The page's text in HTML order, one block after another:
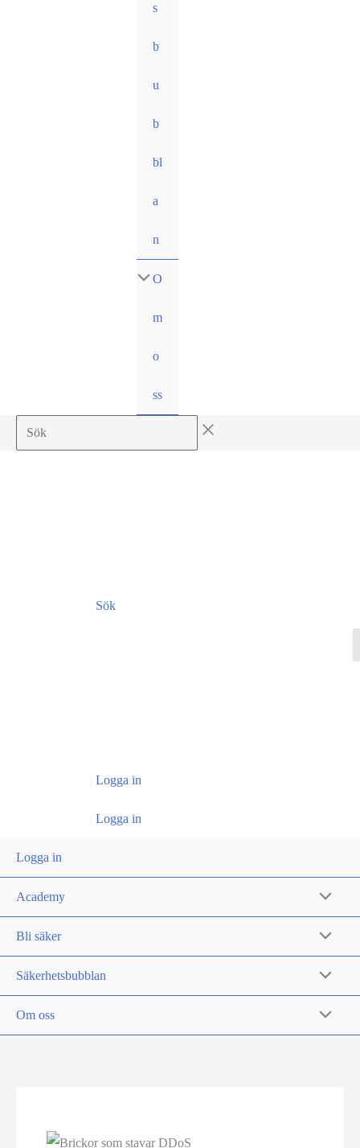
s
b
u
b
bl
a
n
O
m
o
ss
Sök
Logga in
Logga in
Logga in
Academy
Bli säker
Säkerhetsbubblan
Om oss